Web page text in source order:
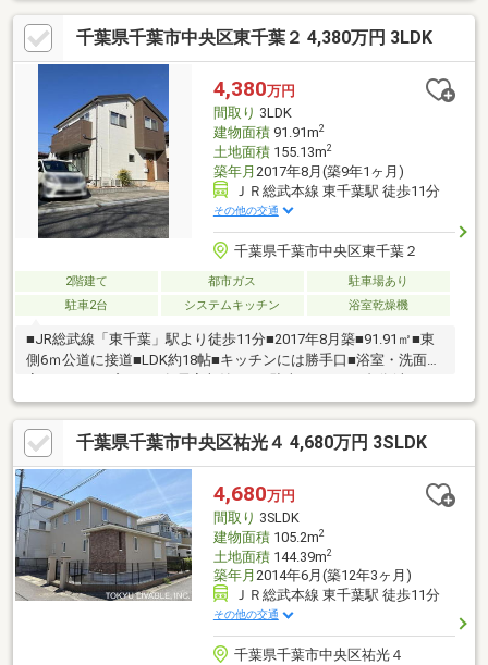
千葉県千葉市中央区東千葉２ 4,380万円 3LDK
4,380万円
間取り 3LDK
建物面積91.91m2
土地面積155.13m2
築年月 2017年8月(築9年1ヶ月)
ＪＲ総武本線 東千葉駅 徒歩11分
その他の交通
千葉県千葉市中央区東千葉２
2階建て 都市ガス
駐車場あり
駐車2台
システムキッチン 浴室乾燥機
■JR総武線「東千葉」駅より徒歩11分■2017年8月築■91.91㎡■東
側6ｍ公道に接道■LDK約18帖■キッチンには勝手口■浴室・洗面
室・トイレに窓あり■各居室収納あり■駐車スペース2台分(車種に
よる)
千葉県千葉市中央区祐光４ 4,680万円 3SLDK
4,680万円
間取り 3SLDK
建物面積105.2m2
土地面積144.39m2
築年月 2014年6月(築12年3ヶ月)
ＪＲ総武本線 東千葉駅 徒歩11分
その他の交通
千葉県千葉市中央区祐光４